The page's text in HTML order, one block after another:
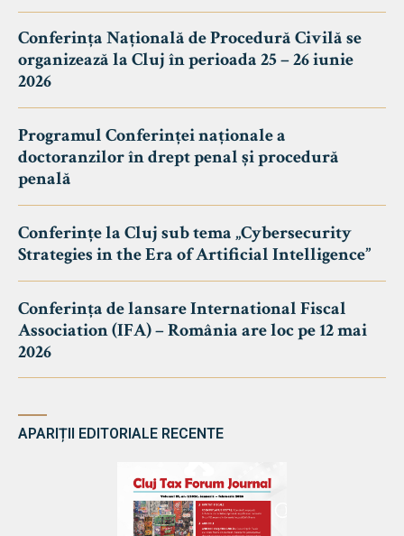
Conferința Națională de Procedură Civilă se
organizează la Cluj în perioada 25 – 26 iunie
2026
Programul Conferinței naționale a
doctoranzilor în drept penal și procedură
penală
Conferințe la Cluj sub tema „Cybersecurity
Strategies in the Era of Artificial Intelligence”
Conferința de lansare International Fiscal
Association (IFA) – România are loc pe 12 mai
2026
APARIȚII EDITORIALE RECENTE